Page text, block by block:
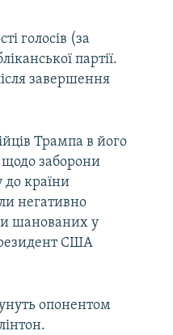
голосів (за
партії.
завершення
Трампа в його
щодо заборони
до країни
негативно
шанованих у
США
опонентом